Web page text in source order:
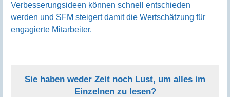
Verbesserungsideen können schnell entschieden
werden und SFM steigert damit die Wertschätzung für
engagierte Mitarbeiter.
Sie haben weder Zeit noch Lust, um alles im
Einzelnen zu lesen?